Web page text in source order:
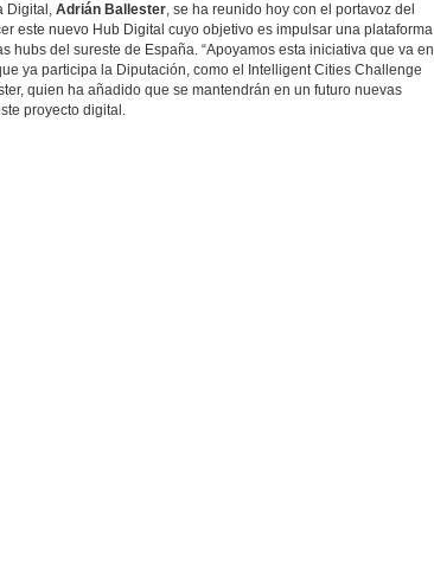
Digital, Adrián Ballester, se ha reunido hoy con el portavoz del
este nuevo Hub Digital cuyo objetivo es impulsar una plataforma
hubs del sureste de España. “Apoyamos esta iniciativa que va en
ya participa la Diputación, como el Intelligent Cities Challenge
quien ha añadido que se mantendrán en un futuro nuevas
proyecto digital.